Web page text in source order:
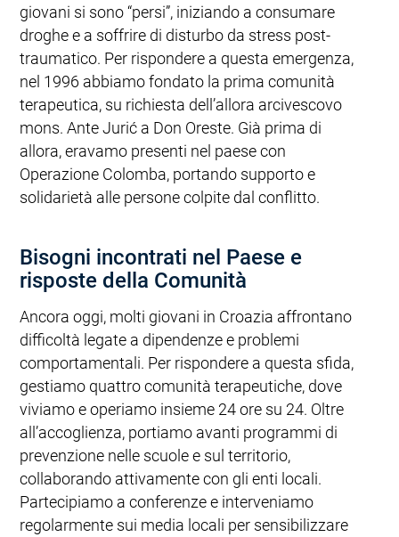
giovani si sono “persi”, iniziando a consumare
droghe e a soffrire di disturbo da stress post-
traumatico. Per rispondere a questa emergenza,
nel 1996 abbiamo fondato la prima comunità
terapeutica, su richiesta dell’allora arcivescovo
mons. Ante Jurić a Don Oreste. Già prima di
allora, eravamo presenti nel paese con
Operazione Colomba, portando supporto e
solidarietà alle persone colpite dal conflitto.
Bisogni incontrati nel Paese e
risposte della Comunità
Ancora oggi, molti giovani in Croazia affrontano
difficoltà legate a dipendenze e problemi
comportamentali. Per rispondere a questa sfida,
gestiamo quattro comunità terapeutiche, dove
viviamo e operiamo insieme 24 ore su 24. Oltre
all’accoglienza, portiamo avanti programmi di
prevenzione nelle scuole e sul territorio,
collaborando attivamente con gli enti locali.
Partecipiamo a conferenze e interveniamo
regolarmente sui media locali per sensibilizzare